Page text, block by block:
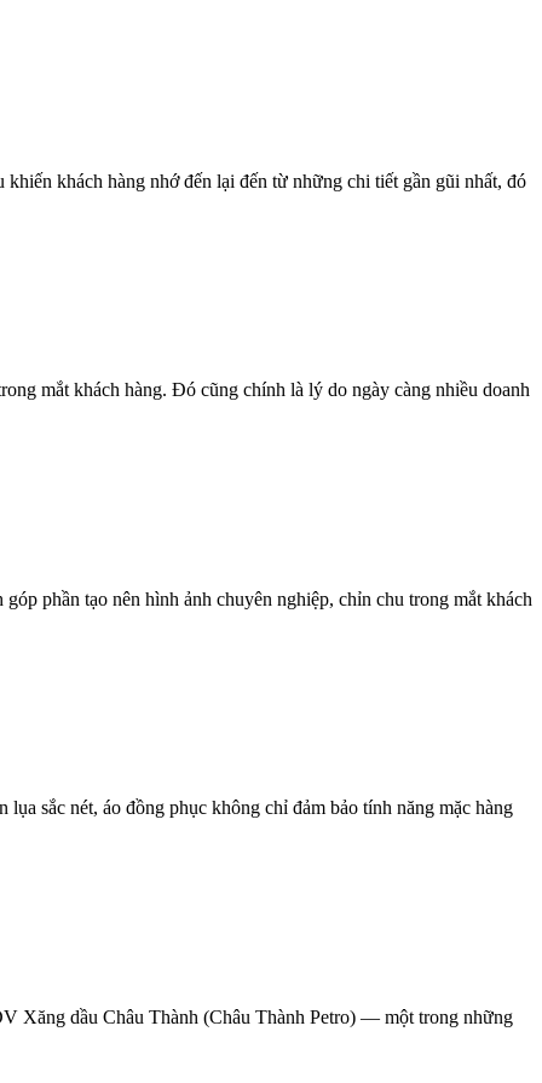
khách hàng nhớ đến lại đến từ những chi tiết gần gũi nhất, đó
mắt khách hàng. Đó cũng chính là lý do ngày càng nhiều doanh
phần tạo nên hình ảnh chuyên nghiệp, chỉn chu trong mắt khách
sắc nét, áo đồng phục không chỉ đảm bảo tính năng mặc hàng
Xăng dầu Châu Thành (Châu Thành Petro) — một trong những